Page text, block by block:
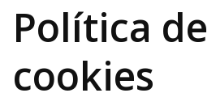
Política de
cookies